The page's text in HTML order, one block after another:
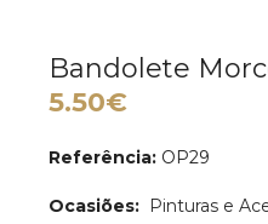
Bandolete
5.50€
Referência: OP29
Ocasiões: Pinturas e